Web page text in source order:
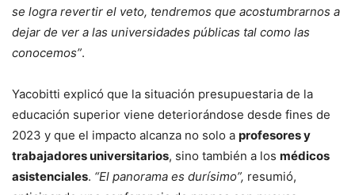
se logra revertir el veto, tendremos que acostumbrarnos a
dejar de ver a las universidades públicas tal como las
conocemos”.
Yacobitti explicó que la situación presupuestaria de la
educación superior viene deteriorándose desde fines de
2023 y que el impacto alcanza no solo a profesores y
trabajadores universitarios, sino también a los médicos
asistenciales. “El panorama es durísimo”, resumió,